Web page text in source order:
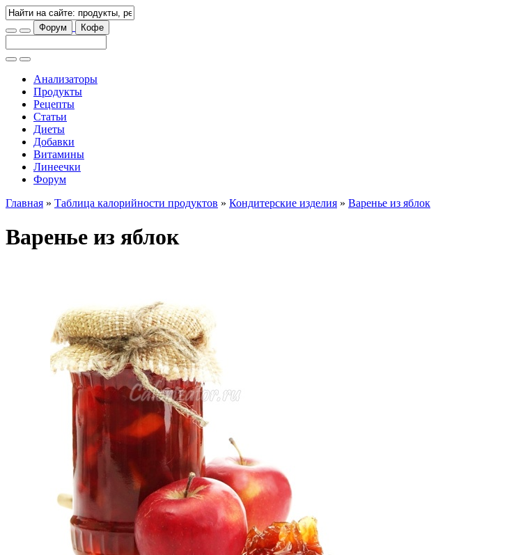
Форум Кофе
Анализаторы
Продукты
Рецепты
Статьи
Диеты
Добавки
Витамины
Линеечки
Форум
Главная » Таблица калорийности продуктов » Кондитерские изделия » Варенье из яблок
Варенье из яблок